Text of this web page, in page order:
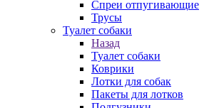
Спреи отпугивающие
Трусы
Туалет собаки
Назад
Туалет собаки
Коврики
Лотки для собак
Пакеты для лотков